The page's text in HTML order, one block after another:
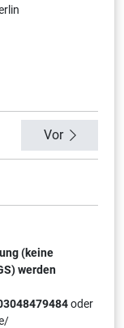
Vor
(keine
werden
oder